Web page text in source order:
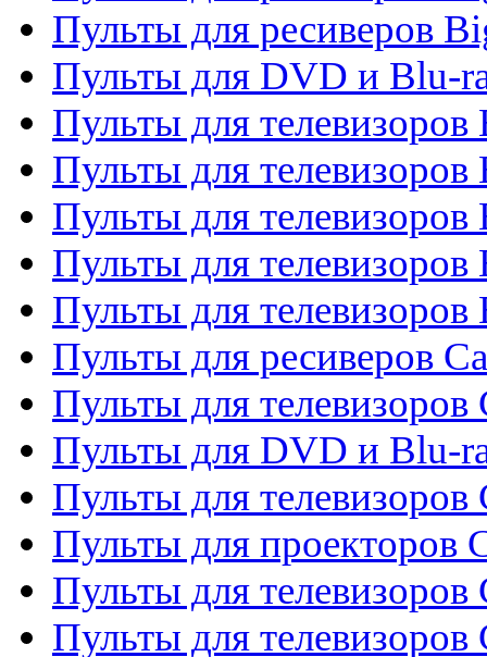
Пульты для ресиверов
Пульты для DVD и Blu-
Пульты для телевизоров
Пульты для телевизоров
Пульты для телевизоров
Пульты для телевизоров
Пульты для телевизоров
Пульты для ресиверов
Пульты для телевизоров
Пульты для DVD и Blu-
Пульты для телевизоров
Пульты для проекторов
Пульты для телевизоров
Пульты для телевизоров